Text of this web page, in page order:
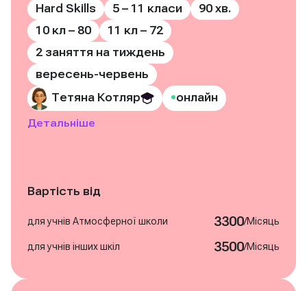
Hard Skills 5 – 11 класи
90 хв.
10 кл – 80
11 кл – 72
2 заняття на тиждень
вересень-червень
Тетяна Котляр
•онлайн
Детальніше
Вартість від
для учнів Атмосферної школи 3300/Місяць
для учнів інших шкіл 3500/Місяць